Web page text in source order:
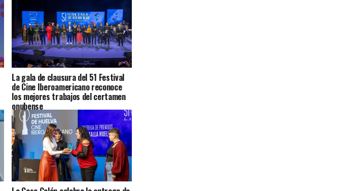
La gala de clausura del 51 Festival
de Cine Iberoamericano reconoce
los mejores trabajos del certamen
onubense